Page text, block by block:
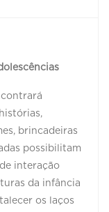
brincadeiras
possibilitam
interação
da infância
os laços